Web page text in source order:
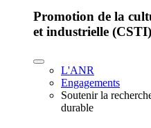
Promotion de la
et industrielle (CSTI)
L'ANR
Engagements
Soutenir la
durable